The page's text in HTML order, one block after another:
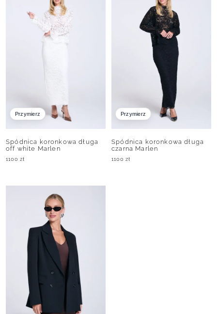
Przymierz
Spódnica koronkowa długa
off white Marlen
1100zł
Przymierz
Spódnica koronkowa długa
czarna Marlen
1100zł